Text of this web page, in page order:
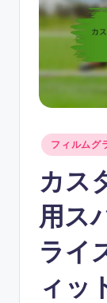
Posted
in
フィルムグ
カス
用ス
ライ
ィッ